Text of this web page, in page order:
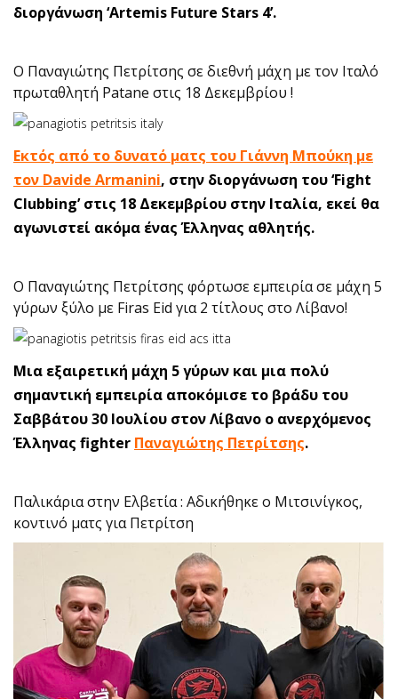
διοργάνωση ‘Artemis Future Stars 4’.
Ο Παναγιώτης Πετρίτσης σε διεθνή μάχη με τον Ιταλό
πρωταθλητή Patane στις 18 Δεκεμβρίου !
Εκτός από το δυνατό ματς του Γιάννη Μπούκη με
τον Davide Armanini, στην διοργάνωση του ‘Fight
Clubbing’ στις 18 Δεκεμβρίου στην Ιταλία, εκεί θα
αγωνιστεί ακόμα ένας Έλληνας αθλητής.
Ο Παναγιώτης Πετρίτσης φόρτωσε εμπειρία σε μάχη 5
γύρων ξύλο με Firas Eid για 2 τίτλους στο Λίβανο!
Μια εξαιρετική μάχη 5 γύρων και μια πολύ
σημαντική εμπειρία αποκόμισε το βράδυ του
Σαββάτου 30 Ιουλίου στον Λίβανο ο ανερχόμενος
Έλληνας fighter Παναγιώτης Πετρίτσης.
Παλικάρια στην Ελβετία : Αδικήθηκε ο Μιτσινίγκος,
κοντινό ματς για Πετρίτση